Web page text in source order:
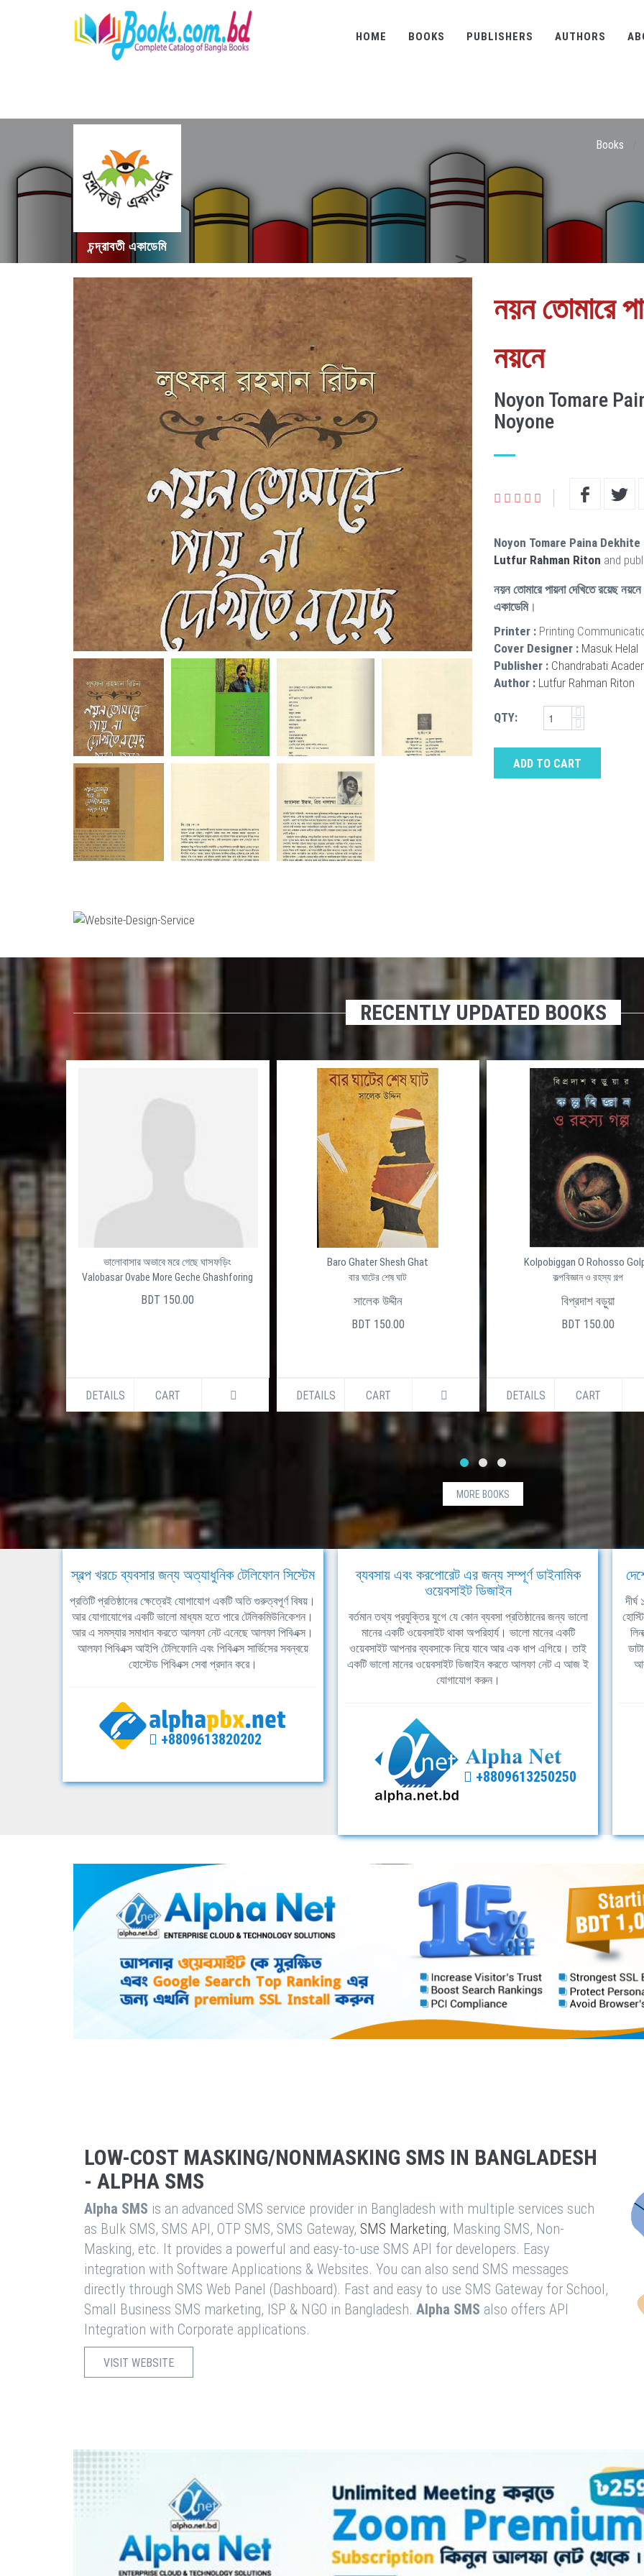
HOME BOOKS PUBLISHERS AUTHORS
চন্দ্রাবতী একাডেমি
Books
নয়ন তোমারে
নয়নে
Noyon Tomare
Noyone
Noyon Tomare Paina
Lutfur Rahman Riton and
নয়ন তোমারে পায়না দেখিতে রয়েছ
একাডেমি।
Printer : Printing
Cover Designer : Masuk Helal
Publisher : Chandrabati
Author : Lutfur Rahman Riton
QTY:
ADD TO CART
RECENTLY UPDATED BOOKS
ভালোবাসার অভাবে মরে গেছে ঘাসফড়িং
Valobasar Ovabe More Geche Ghashforing
BDT 150.00
DETAILS CART
Baro Ghater Shesh Ghat
বার ঘাটের শেষ ঘাট
সালেক উদ্দীন
BDT 150.00
DETAILS CART
Kolpobiggan O Rohosso
কল্পবিজ্ঞান ও রহস্য গল্প
বিপ্রদাশ বড়ুয়া
BDT 150.00
DETAILS CART
MORE BOOKS
স্বল্প খরচে ব্যবসার জন্য অত্যাধুনিক টেলিফোন সিস্টেম
প্রতিটি প্রতিষ্ঠানের ক্ষেত্রেই যোগাযোগ একটি অতি গুরুত্বপূর্ণ বিষয়।
আর যোগাযোগের একটি ভালো মাধ্যম হতে পারে টেলিকমিউনিকেশন।
আর এ সমস্যার সমাধান করতে আলফা নেট এনেছে আলফা পিবিএক্স।
আলফা পিবিএক্স আইপি টেলিফোনি এবং পিবিএক্স সার্ভিসের সবন্বয়ে
হোস্টেড পিবিএক্স সেবা প্রদান করে।
+8809613820202
ব্যবসায় এবং করপোরেট এর জন্য সম্পূর্ণ ডাইনামিক
ওয়েবসাইট ডিজাইন
বর্তমান তথ্য প্রযুক্তির যুগে যে কোন ব্যবসা প্রতিষ্ঠানের জন্য ভালো
মানের একটি ওয়েবসাইট থাকা অপরিহার্য। ভালো মানের একটি
ওয়েবসাইট আপনার ব্যবসাকে নিয়ে যাবে আর এক ধাপ এগিয়ে। তাই
একটি ভালো মানের ওয়েবসাইট ডিজাইন করতে আলফা নেট এ আজ ই
যোগাযোগ করুন।
+8809613250250
LOW-COST MASKING/NONMASKING SMS IN BANGLADESH
- ALPHA SMS
Alpha SMS is an advanced SMS service provider in Bangladesh with multiple services such
as Bulk SMS, SMS API, OTP SMS, SMS Gateway, SMS Marketing, Masking SMS, Non-
Masking, etc. It provides a powerful and easy-to-use SMS API for developers. Easy
integration with Software Applications & Websites. You can also send SMS messages
directly through SMS Web Panel (Dashboard). Fast and easy to use SMS Gateway for School,
Small Business SMS marketing, ISP & NGO in Bangladesh. Alpha SMS also offers API
Integration with Corporate applications.
VISIT WEBSITE